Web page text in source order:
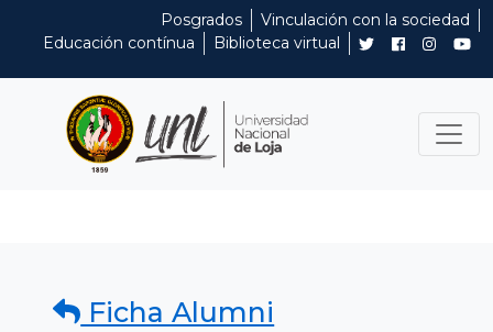
Posgrados
Vinculación con la sociedad
Educación contínua
Biblioteca virtual
Ficha Alumni